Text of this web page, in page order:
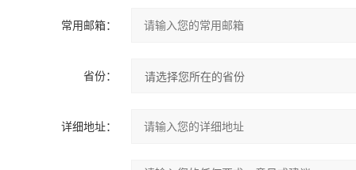
常用邮箱：
省份：
详细地址：